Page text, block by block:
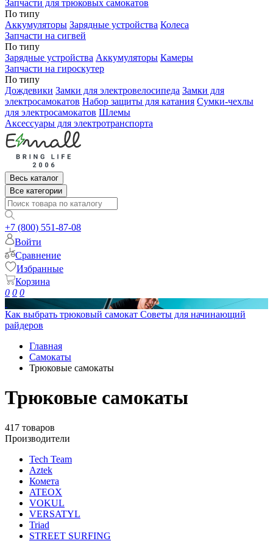
Запчасти для трюковых самокатов
По типу
Аккумуляторы Зарядные устройства Колеса
Запчасти на сигвей
По типу
Зарядные устройства Аккумуляторы Камеры
Запчасти на гироскутер
По типу
Дождевики Замки для электровелосипеда Замки для
электросамокатов Набор защиты для катания Сумки-чехлы
для электросамокатов Шлемы
Аксессуары для электротранспорта
Весь каталог
Все категории
+7 (800) 551-87-08
Войти
Сравнение
Избранные
Корзина
0 0 0
Как выбрать трюковый самокат Советы для начинающий
райдеров
Главная
Самокаты
Трюковые самокаты
Трюковые самокаты
417 товаров
Производители
Tech Team
Aztek
Комета
ATEOX
VOKUL
VERSATYL
Triad
STREET SURFING